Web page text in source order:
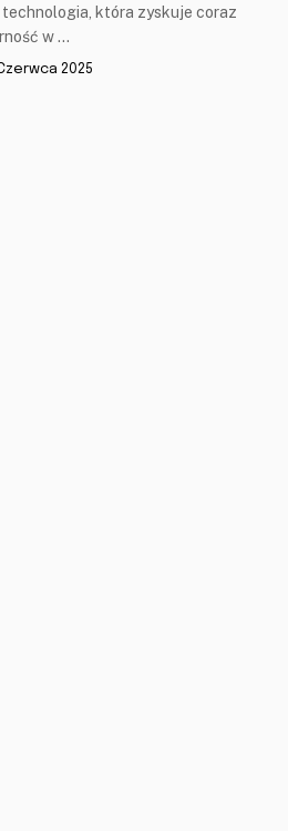
która zyskuje coraz
w …
2025